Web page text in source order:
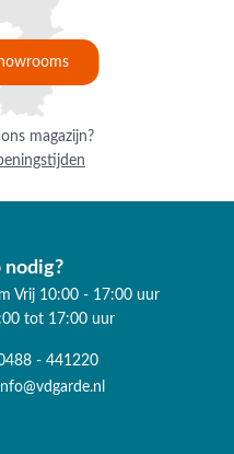
- Natural
- 240x115 cm.
Prado tuinset? Bel ons
mail
van de chatfunctie.
op maat.
Garde
magazijn?
nodig?
Vrij 10:00 - 17:00 uur
tot 17:00 uur
- 441220